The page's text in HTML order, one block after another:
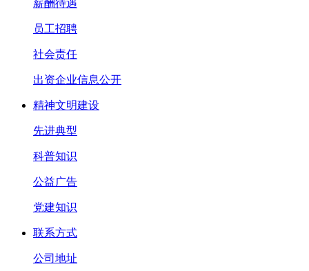
薪酬待遇
员工招聘
社会责任
出资企业信息公开
精神文明建设
先进典型
科普知识
公益广告
党建知识
联系方式
公司地址